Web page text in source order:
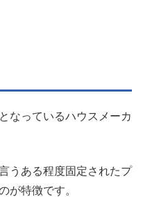
なっているハウスメーカ
うある程度固定されたプ
が特徴です。